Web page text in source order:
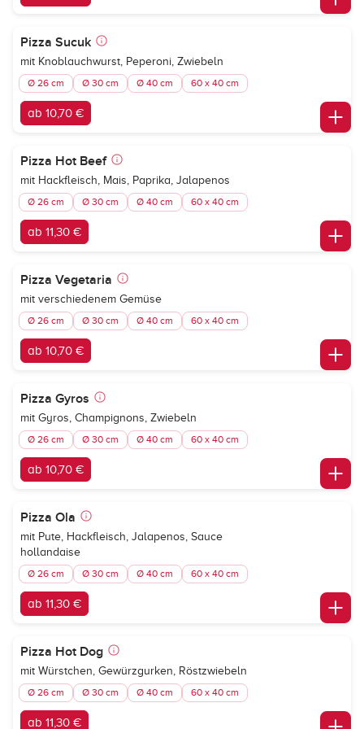
Pizza Sucuk
mit Knoblauchwurst, Peperoni, Zwiebeln
Ø 26 cm Ø 30 cm Ø 40 cm 60 x 40 cm
ab 10,70 €
Pizza Hot Beef
mit Hackfleisch, Mais, Paprika, Jalapenos
Ø 26 cm Ø 30 cm Ø 40 cm 60 x 40 cm
ab 11,30 €
Pizza Vegetaria
mit verschiedenem Gemüse
Ø 26 cm Ø 30 cm Ø 40 cm 60 x 40 cm
ab 10,70 €
Pizza Gyros
mit Gyros, Champignons, Zwiebeln
Ø 26 cm Ø 30 cm Ø 40 cm 60 x 40 cm
ab 10,70 €
Pizza Ola
mit Pute, Hackfleisch, Jalapenos, Sauce
hollandaise
Ø 26 cm Ø 30 cm Ø 40 cm 60 x 40 cm
ab 11,30 €
Pizza Hot Dog
mit Würstchen, Gewürzgurken, Röstzwiebeln
Ø 26 cm Ø 30 cm Ø 40 cm 60 x 40 cm
ab 11,30 €